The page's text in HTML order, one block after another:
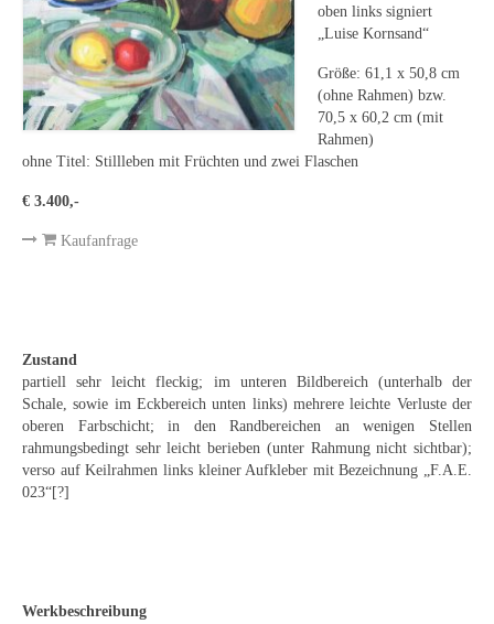
Arne Siegfried
Curt Wittenbecher
Weitere Künstler nach 1945
Unbekannt
Herkunft & Wirkungsstätte
Fränkische Künstler
Hamburger Künstler
Münchner Künstler
Weitere
oben links signiert
„Luise Kornsand“
Größe: 61,1 x 50,8 cm
(ohne Rahmen) bzw.
70,5 x 60,2 cm (mit
Rahmen)
ohne Titel: Stillleben mit Früchten und zwei Flaschen
€ 3.400,-
Kaufanfrage
Zustand
partiell sehr leicht fleckig; im unteren Bildbereich (unterhalb der
Schale, sowie im Eckbereich unten links) mehrere leichte Verluste der
oberen Farbschicht; in den Randbereichen an wenigen Stellen
rahmungsbedingt sehr leicht berieben (unter Rahmung nicht sichtbar);
verso auf Keilrahmen links kleiner Aufkleber mit Bezeichnung „F.A.E.
023“[?]
Werkbeschreibung